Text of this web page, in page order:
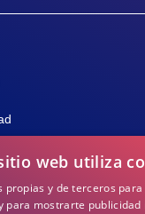
web utiliza
propias y de terceros
para mostrarte publicidad